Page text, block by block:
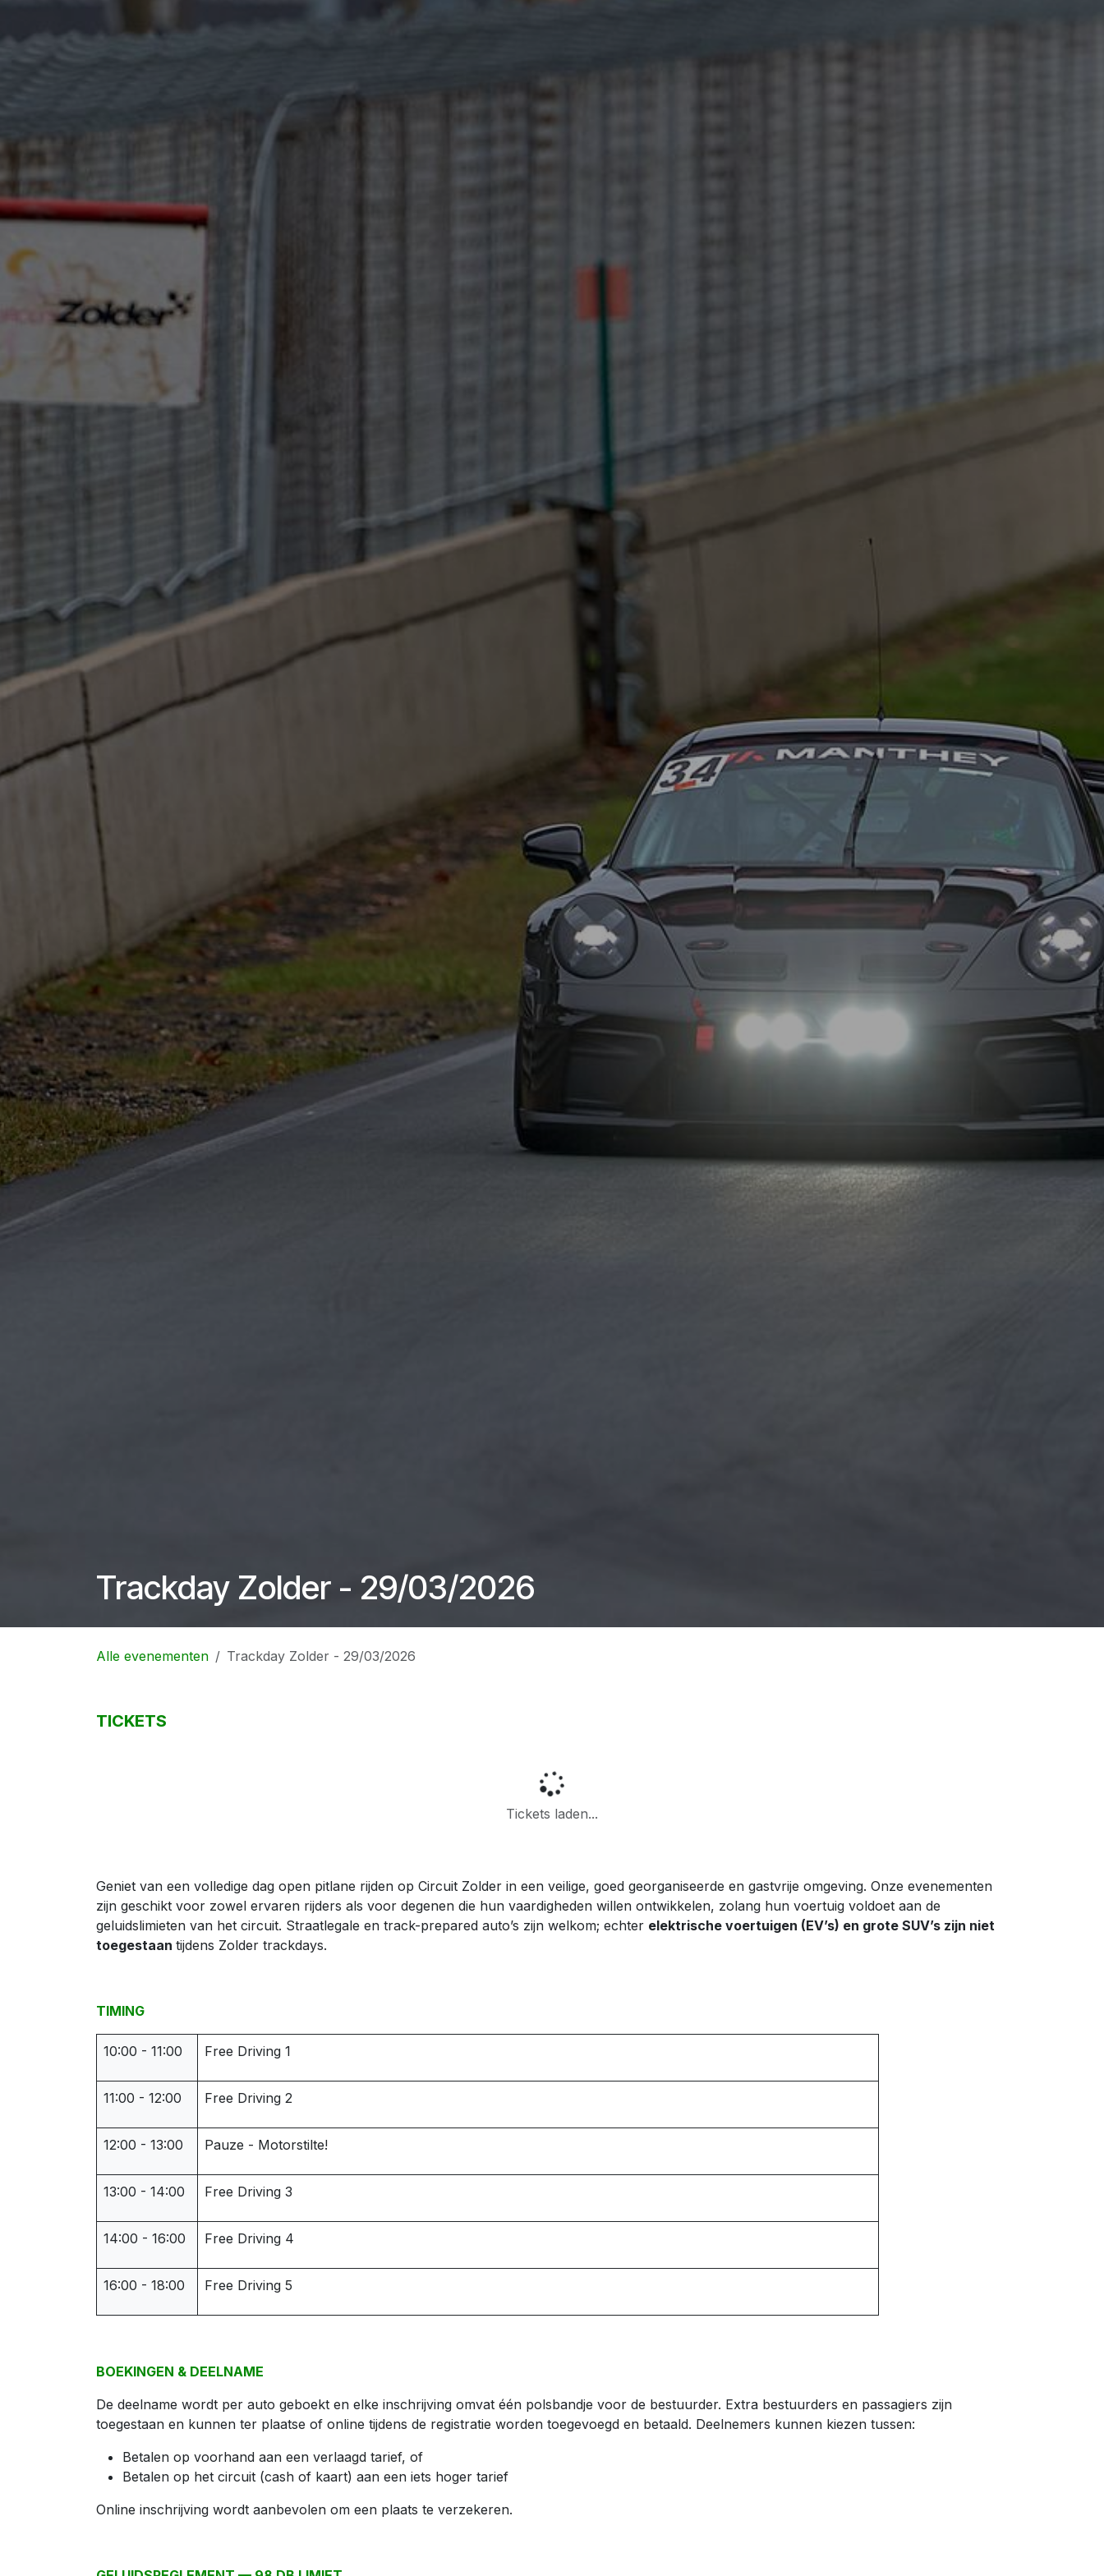
Trackday Zolder - 29/03/2026
Alle evenementen Trackday Zolder - 29/03/2026
TICKETS
Tickets laden...
Geniet van een volledige dag open pitlane rijden op Circuit Zolder in een veilige, goed georganiseerde en gastvrije omgeving. Onze evenementen
zijn geschikt voor zowel ervaren rijders als voor degenen die hun vaardigheden willen ontwikkelen, zolang hun voertuig voldoet aan de
geluidslimieten van het circuit. Straatlegale en track-prepared auto’s zijn welkom; echter elektrische voertuigen (EV’s) en grote SUV’s zijn niet
toegestaan tijdens Zolder trackdays.
TIMING
10:00 - 11:00 Free Driving 1
11:00 - 12:00 Free Driving 2
12:00 - 13:00 Pauze - Motorstilte!
13:00 - 14:00 Free Driving 3
14:00 - 16:00 Free Driving 4
16:00 - 18:00 Free Driving 5
BOEKINGEN & DEELNAME
De deelname wordt per auto geboekt en elke inschrijving omvat één polsbandje voor de bestuurder. Extra bestuurders en passagiers zijn
toegestaan en kunnen ter plaatse of online tijdens de registratie worden toegevoegd en betaald. Deelnemers kunnen kiezen tussen:
Betalen op voorhand aan een verlaagd tarief, of
Betalen op het circuit (cash of kaart) aan een iets hoger tarief
Online inschrijving wordt aanbevolen om een plaats te verzekeren.